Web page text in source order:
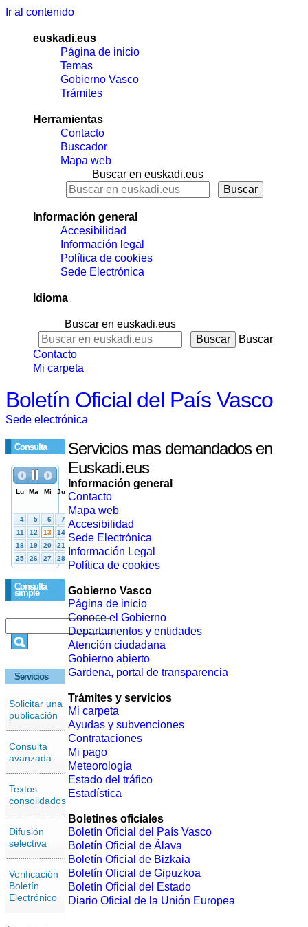
Ir al contenido
euskadi.eus
Página de inicio
Temas
Gobierno Vasco
Trámites
Herramientas
Contacto
Buscador
Mapa web
Buscar en euskadi.eus
Información general
Accesibilidad
Información legal
Política de cookies
Sede Electrónica
Idioma
Buscar en euskadi.eus
Buscar
Contacto
Mi carpeta
Boletín Oficial del País Vasco
Sede electrónica
Consulta
Consulta
simple
Servicios
Solicitar una
publicación
Consulta
avanzada
Textos
consolidados
Difusión
selectiva
Verificación
Boletín
Electrónico
Servicios mas demandados en
Euskadi.eus
Información general
Contacto
Mapa web
Accesibilidad
Sede Electrónica
Información Legal
Política de cookies
Gobierno Vasco
Página de inicio
Conoce el Gobierno
Departamentos y entidades
Atención ciudadana
Gobierno abierto
Gardena, portal de transparencia
Trámites y servicios
Mi carpeta
Ayudas y subvenciones
Contrataciones
Mi pago
Meteorología
Estado del tráfico
Estadística
Boletines oficiales
Boletín Oficial del País Vasco
Boletín Oficial de Álava
Boletín Oficial de Bizkaia
Boletín Oficial de Gipuzkoa
Boletín Oficial del Estado
Diario Oficial de la Unión Europea